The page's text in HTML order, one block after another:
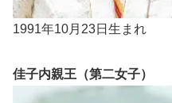
1991年10月23日生まれ
佳子内親王（第二女子）